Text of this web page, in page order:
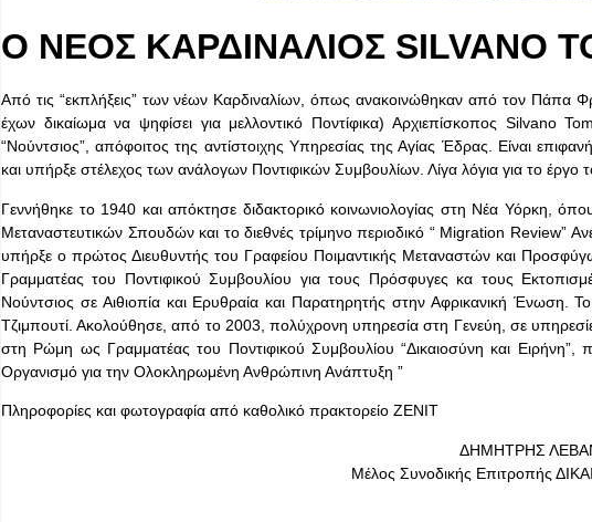
Ο ΝΕΟΣ ΚΑΡΔΙΝΑΛΙΟΣ SILVANO
Από τις “εκπλήξεις” των νέων Καρδιναλίων, όπως ανακοινώθηκαν από τον Πάπα
έχων δικαίωμα να ψηφίσει για μελλοντικό Ποντίφικα) Αρχιεπίσκοπος Silvano
“Νούντσιος”, απόφοιτος της αντίστοιχης Υπηρεσίας της Αγίας Έδρας. Είναι
και υπήρξε στέλεχος των ανάλογων Ποντιφικών Συμβουλίων. Λίγα λόγια για το έργο
Γεννήθηκε το 1940 και απόκτησε διδακτορικό κοινωνιολογίας στη Νέα Υόρκη,
Μεταναστευτικών Σπουδών και το διεθνές τρίμηνο περιοδικό “ Migration Review”
υπήρξε ο πρώτος Διευθυντής του Γραφείου Ποιμαντικής Μεταναστών και
Γραμματέας του Ποντιφικού Συμβουλίου για τους Πρόσφυγες κα τους
Νούντσιος σε Αιθιοπία και Ερυθραία και Παρατηρητής στην Αφρικανική Ένωση.
Τζιμπουτί. Ακολούθησε, από το 2003, πολύχρονη υπηρεσία στη Γενεύη, σε
στη Ρώμη ως Γραμματέας του Ποντιφικού Συμβουλίου “Δικαιοσύνη και
Οργανισμό για την Ολοκληρωμένη Ανθρώπινη Ανάπτυξη ”
Πληροφορίες και φωτογραφία από καθολικό πρακτορείο ZENIT
ΔΗΜΗΤΡΗΣ
Μέλος Συνοδικής Επιτροπής